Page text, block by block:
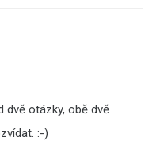
dvě otázky, obě dvě
:-)